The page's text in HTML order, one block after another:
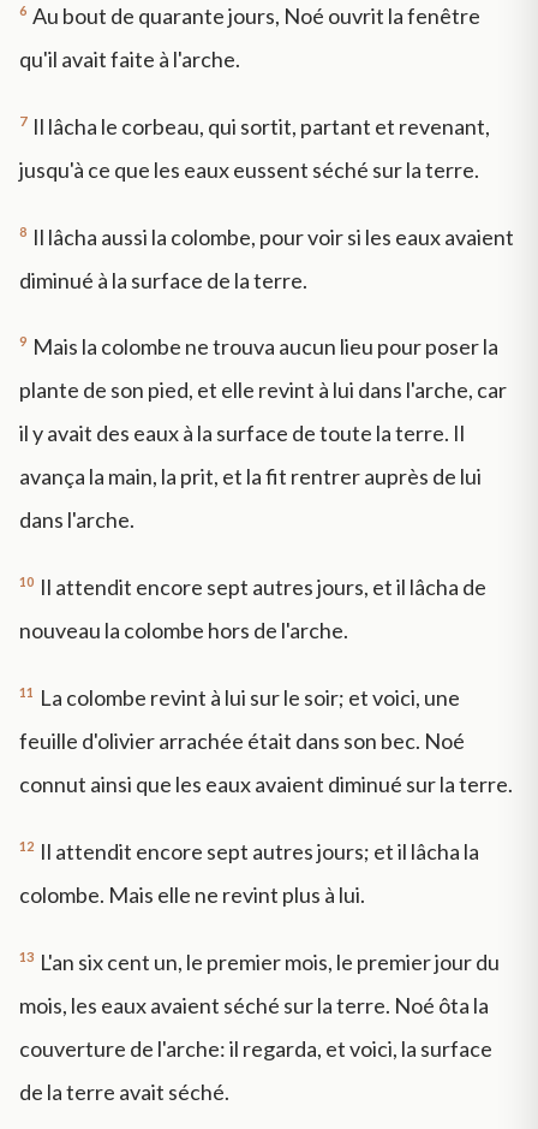
6 Au bout de quarante jours, Noé ouvrit la fenêtre
qu'il avait faite à l'arche.
7 Il lâcha le corbeau, qui sortit, partant et revenant,
jusqu'à ce que les eaux eussent séché sur la terre.
8 Il lâcha aussi la colombe, pour voir si les eaux avaient
diminué à la surface de la terre.
9 Mais la colombe ne trouva aucun lieu pour poser la
plante de son pied, et elle revint à lui dans l'arche, car
il y avait des eaux à la surface de toute la terre. Il
avança la main, la prit, et la fit rentrer auprès de lui
dans l'arche.
10 Il attendit encore sept autres jours, et il lâcha de
nouveau la colombe hors de l'arche.
11
La colombe revint à lui sur le soir; et voici, une
feuille d'olivier arrachée était dans son bec. Noé
connut ainsi que les eaux avaient diminué sur la terre.
12 Il attendit encore sept autres jours; et il lâcha la
colombe. Mais elle ne revint plus à lui.
13 L'an six cent un, le premier mois, le premier jour du
mois, les eaux avaient séché sur la terre. Noé ôta la
couverture de l'arche: il regarda, et voici, la surface
de la terre avait séché.